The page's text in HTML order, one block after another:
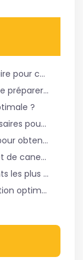
Quel type d’ustensile est nécessaire pour cuire un filet de canette ?
Quelle est la meilleure façon de le préparer ?
?
Quels sont les ingrédients nécessaires pour cuire un filet de canette ?
Quelles sont les étapes à suivre pour obtenir un filet de canette bien cuit ?
Comment savez-vous que le filet de canette est cuit ?
Quels sont les accompagnements les plus adaptés à ce plat ?
Quelle est sa durée de conservation optimale ?